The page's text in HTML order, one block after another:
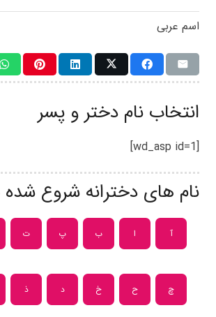
اسم عربی
انتخاب نام دختر و پسر
[wd_asp id=1]
نام های دخترانه شروع شده
آ ا ب پ ت
چ ح خ د ذ